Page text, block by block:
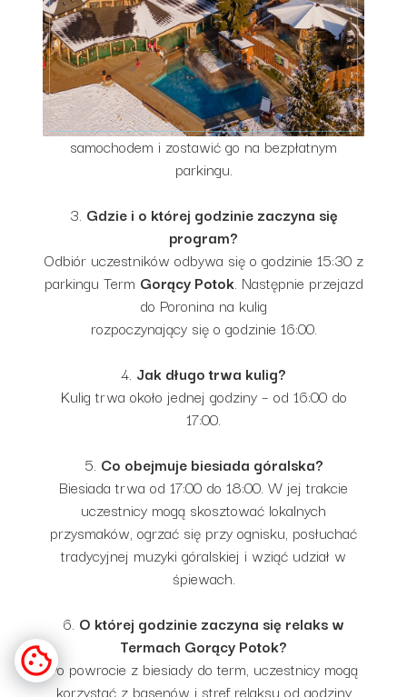
2.Czy muszę sam organizować transport?
Nie, w ramach biletu łączonego zapewniamy
transport z TermGorący Potokdo Poronina na
kulig oraz z powrotem do term po zakończeniu
biesiady. Do term należy jedynie dojechać własnym
samochodem i zostawić go na bezpłatnym
parkingu.
3. Gdzie i o której godzinie zaczyna się
program?
Odbiór uczestników odbywa się o godzinie 15:30 z
parkingu Term Gorący Potok. Następnie przejazd
do Poronina na kulig
rozpoczynający się o godzinie 16:00.
4. Jak długo trwa kulig?
Kulig trwa około jednej godziny – od 16:00 do
17:00.
5. Co obejmuje biesiada góralska?
Biesiada trwa od 17:00 do 18:00. W jej trakcie
uczestnicy mogą skosztować lokalnych
przysmaków, ogrzać się przy ognisku, posłuchać
tradycyjnej muzyki góralskiej i wziąć udział w
śpiewach.
6. O której godzinie zaczyna się relaks w
Termach Gorący Potok?
Po powrocie z biesiady do term, uczestnicy mogą
korzystać z basenów i stref relaksu od godziny